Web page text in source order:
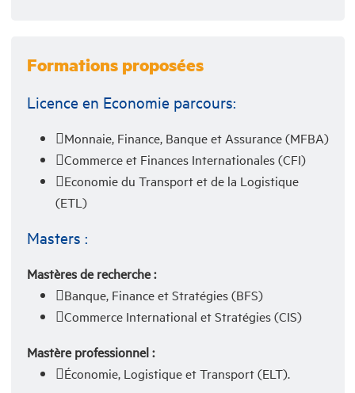
Formations proposées
Licence en Economie parcours:
Monnaie, Finance, Banque et Assurance (MFBA)
Commerce et Finances Internationales (CFI)
Economie du Transport et de la Logistique
(ETL)
Masters :
Mastères de recherche :
Banque, Finance et Stratégies (BFS)
Commerce International et Stratégies (CIS)
Mastère professionnel :
Économie, Logistique et Transport (ELT).